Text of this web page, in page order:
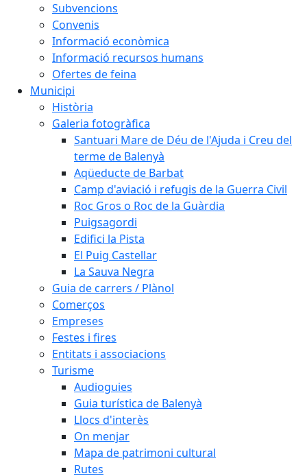
Subvencions
Convenis
Informació econòmica
Informació recursos humans
Ofertes de feina
Municipi
Història
Galeria fotogràfica
Santuari Mare de Déu de l'Ajuda i Creu del
terme de Balenyà
Aqüeducte de Barbat
Camp d'aviació i refugis de la Guerra Civil
Roc Gros o Roc de la Guàrdia
Puigsagordi
Edifici la Pista
El Puig Castellar
La Sauva Negra
Guia de carrers / Plànol
Comerços
Empreses
Festes i fires
Entitats i associacions
Turisme
Audioguies
Guia turística de Balenyà
Llocs d'interès
On menjar
Mapa de patrimoni cultural
Rutes